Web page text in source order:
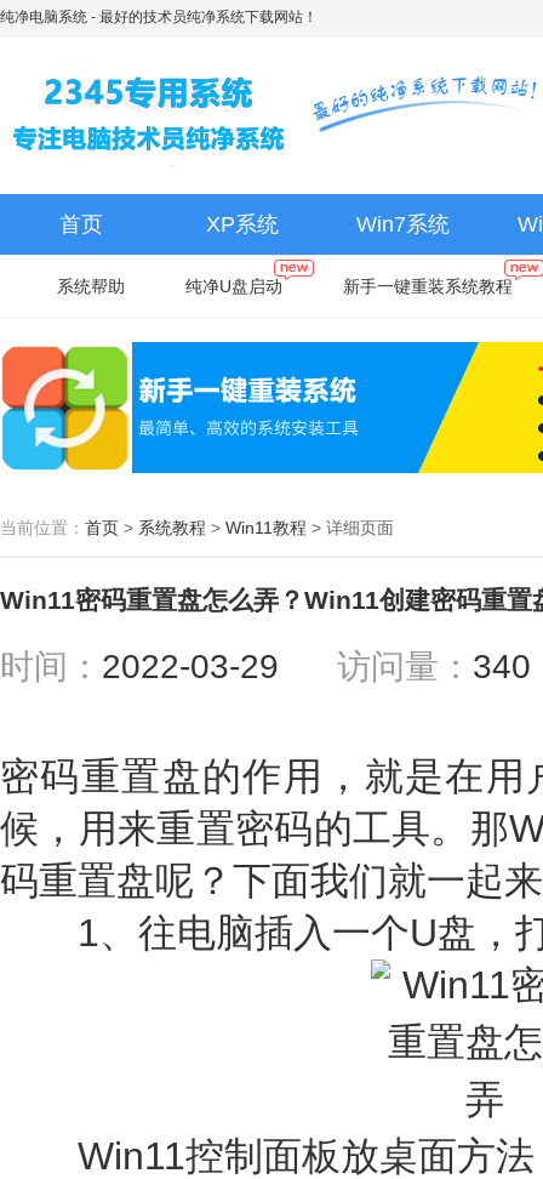
纯净电脑系统 - 最好的技术员纯净系统下载网站！
首页 XP系统 Win7系统
系统帮助 纯净U盘启动 新手一键重装系统教程
当前位置： 首页 > 系统教程 > Win11教程 > 详细页面
Win11密码重置盘怎么弄？Win11创建密码重置
时间： 2022-03-29 访问量：
密码重置盘的作用，就是在
候，用来重置密码的工具。那
码重置盘呢？下面我们就一起
1、往电脑插入一个U盘，
Win11控制面板放桌面方法